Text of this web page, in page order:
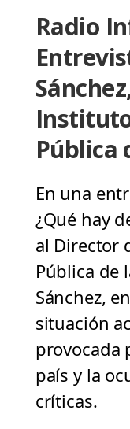
Radio
Pública
En una
¿Qué hay
al Director
Pública de
Sánchez,
situación
provocada
país y la
críticas.